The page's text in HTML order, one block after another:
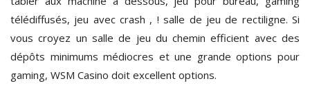
télédiffusés, jeu avec crash , ! salle de jeu de rectiligne. Si
vous croyez un salle de jeu du chemin efficient avec des
dépôts minimums médiocres et une grande options pour
gaming, WSM Casino doit excellent options.